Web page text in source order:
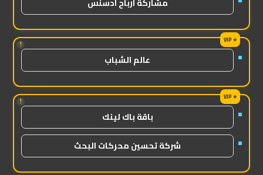
!
عالم الشباب
!
باقة باك لينك
شركة تحسين محركات البحث